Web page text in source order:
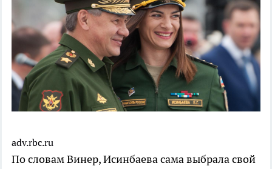
adv.rbc.ru
По словам Винер, Исинбаева сама выбрала свой